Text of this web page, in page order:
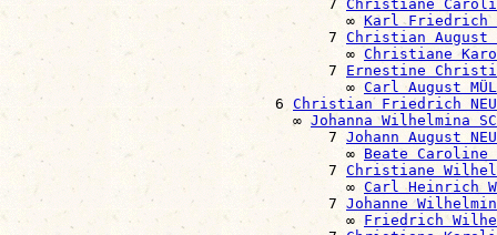
                                    7
Christiane
                                      ∞
Karl Friedrich
                                    7
Christian August
                                      ∞
Christiane
                                    7
Ernestine
                                      ∞
Carl August
                              6
Christian Friedrich
                                ∞
Johanna Wilhelmina
                                    7
Johann August
                                      ∞
Beate Caroline
                                    7
Christiane
                                      ∞
Carl Heinrich
                                    7
Johanne Wilhelmine
                                      ∞
Friedrich